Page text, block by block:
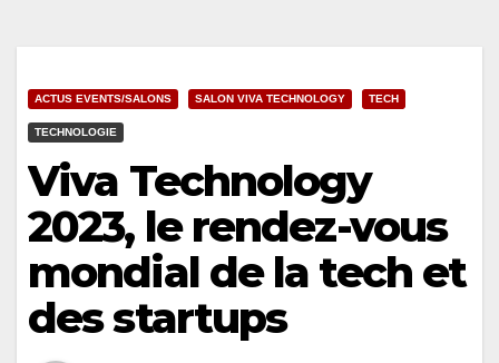
ACTUS EVENTS/SALONS SALON VIVA TECHNOLOGY TECH
TECHNOLOGIE
Viva Technology
2023, le rendez-vous
mondial de la tech et
des startups